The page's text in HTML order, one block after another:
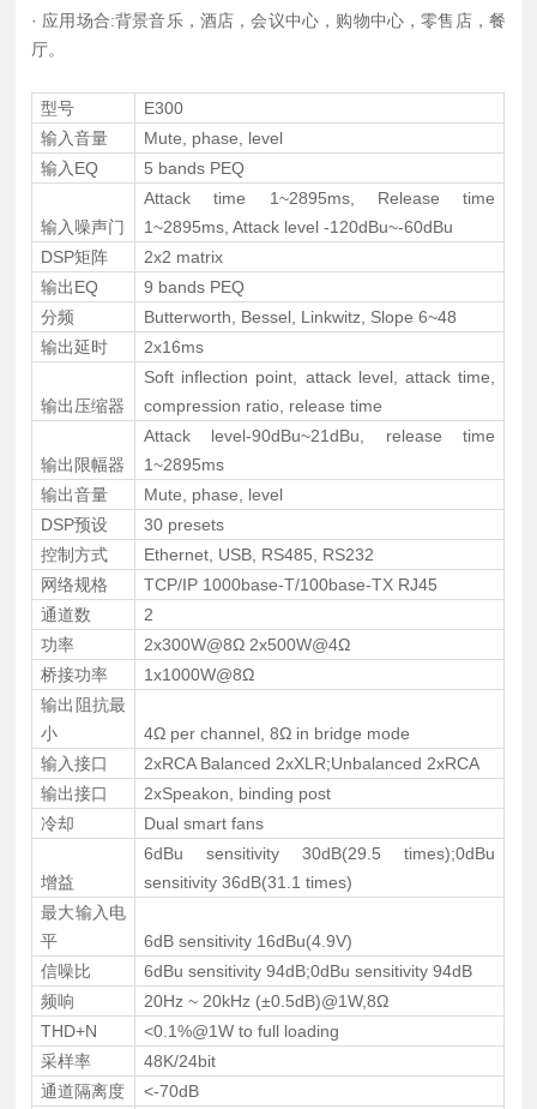
· 应用场合:背景音乐，酒店，会议中心，购物中心，零售店，餐
厅。
型号
E300
输入音量
Mute, phase, level
输入EQ
5 bands PEQ
输入噪声门
Attack time 1~2895ms, Release time
1~2895ms, Attack level -120dBu~-60dBu
DSP矩阵
2x2 matrix
输出EQ
9 bands PEQ
分频
Butterworth, Bessel, Linkwitz, Slope 6~48
输出延时
2x16ms
输出压缩器
Soft inflection point, attack level, attack time,
compression ratio, release time
输出限幅器
Attack level-90dBu~21dBu, release time
1~2895ms
输出音量
Mute, phase, level
DSP预设
30 presets
控制方式
Ethernet, USB, RS485, RS232
网络规格
TCP/IP 1000base-T/100base-TX RJ45
通道数
2
功率
2x300W@8Ω 2x500W@4Ω
桥接功率
1x1000W@8Ω
输出阻抗最
小
4Ω per channel, 8Ω in bridge mode
输入接口
2xRCA Balanced 2xXLR;Unbalanced 2xRCA
输出接口
2xSpeakon, binding post
冷却
Dual smart fans
增益
6dBu sensitivity 30dB(29.5 times);0dBu
sensitivity 36dB(31.1 times)
最大输入电
平
6dB sensitivity 16dBu(4.9V)
信噪比
6dBu sensitivity 94dB;0dBu sensitivity 94dB
频响
20Hz ~ 20kHz (±0.5dB)@1W,8Ω
THD+N
<0.1%@1W to full loading
采样率
48K/24bit
通道隔离度
<-70dB